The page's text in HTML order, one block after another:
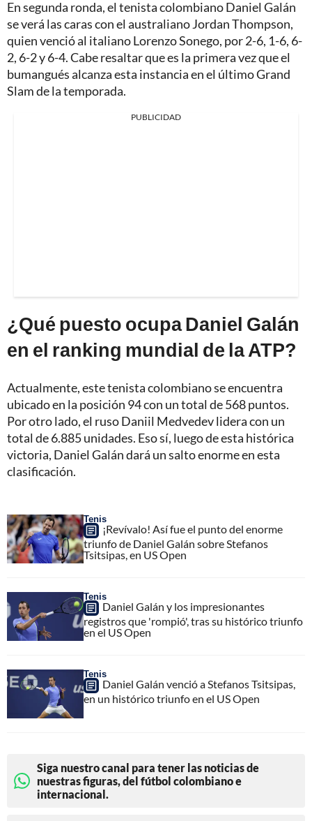
En segunda ronda, el tenista colombiano Daniel Galán
se verá las caras con el australiano Jordan Thompson,
quien venció al italiano Lorenzo Sonego, por 2-6, 1-6, 6-
2, 6-2 y 6-4. Cabe resaltar que es la primera vez que el
bumangués alcanza esta instancia en el último Grand
Slam de la temporada.
PUBLICIDAD
¿Qué puesto ocupa Daniel Galán
en el ranking mundial de la ATP?
Actualmente, este tenista colombiano se encuentra
ubicado en la posición 94 con un total de 568 puntos.
Por otro lado, el ruso Daniil Medvedev lidera con un
total de 6.885 unidades. Eso sí, luego de esta histórica
victoria, Daniel Galán dará un salto enorme en esta
clasificación.
Tenis
¡Revívalo! Así fue el punto del enorme
triunfo de Daniel Galán sobre Stefanos
Tsitsipas, en US Open
Tenis
Daniel Galán y los impresionantes
registros que 'rompió', tras su histórico triunfo
en el US Open
Tenis
Daniel Galán venció a Stefanos Tsitsipas,
en un histórico triunfo en el US Open
Siga nuestro canal para tener las noticias de
nuestras figuras, del fútbol colombiano e
internacional.